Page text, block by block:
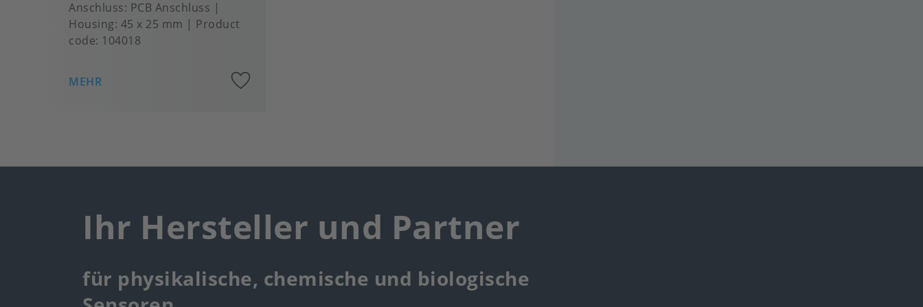
Anschluss PCB Anschluss
Housing 45 x 25 mm
Product
code: 104018
MEHR
Ihr Hersteller und Partner
für physikalische, chemische und biologische